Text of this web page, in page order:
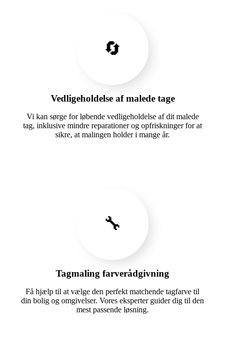
🔄
Vedligeholdelse af malede tage
Vi kan sørge for løbende vedligeholdelse af dit malede
tag, inklusive mindre reparationer og opfriskninger for at
sikre, at malingen holder i mange år.
🔧
Tagmaling farverådgivning
Få hjælp til at vælge den perfekt matchende tagfarve til
din bolig og omgivelser. Vores eksperter guider dig til den
mest passende løsning.